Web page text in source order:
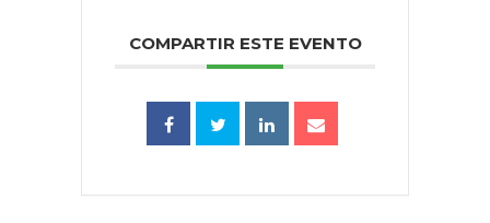
COMPARTIR ESTE EVENTO